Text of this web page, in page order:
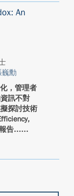
An
巍勳
，管理者
訊不對
探討技術
告...